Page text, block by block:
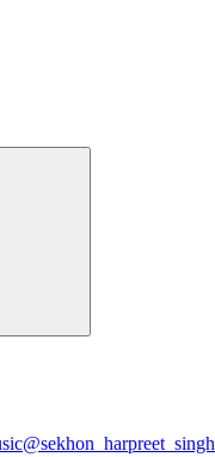
@sekhon_harpreet_singh